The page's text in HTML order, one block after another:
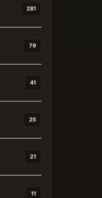
281
79
41
25
21
11